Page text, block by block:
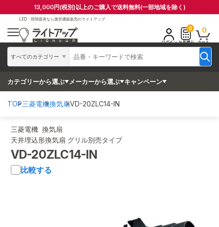
13,000円(税別)以上のご購入で送料無料(一部地域を除く)
LED・照明器具なら激安通販販売のライトアップ
すべてのカテゴリー
ログイン
0
お見積り
0
カート
カテゴリーから選ぶ メーカーから選ぶ キャンペーン
TOP三菱電機換気扇VD-20ZLC14-IN
三菱電機 換気扇
天井埋込形換気扇 グリル別売タイプ
VD-20ZLC14-IN
比較する